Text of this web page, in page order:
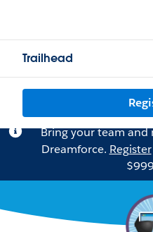
Trailhead
Bring your team and
Dreamforce. Register